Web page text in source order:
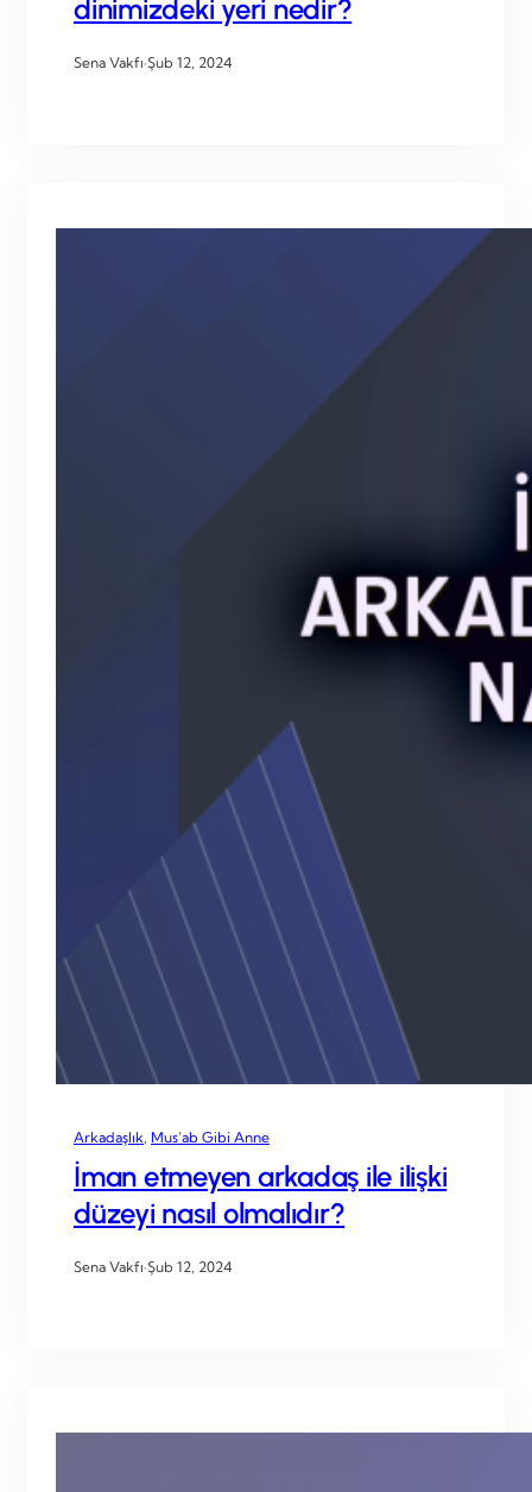
dinimizdeki yeri nedir?
Sena Vakfı·Şub 12, 2024
Arkadaşlık Mus’ab Gibi Anne
İman etmeyen arkadaş ile ilişki
düzeyi nasıl olmalıdır?
Sena Vakfı·Şub 12, 2024